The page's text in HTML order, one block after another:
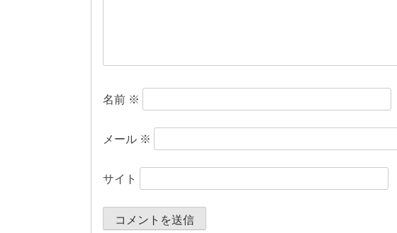
名前 ※
メール ※
サイト